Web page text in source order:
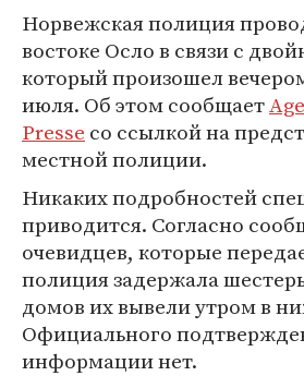
Норвежская полиция
востоке Осло в связи с
который произошел
июля. Об этом сообщает
Presse со ссылкой на
местной полиции.
Никаких подробностей
приводится. Согласно
очевидцев, которые
полиция задержала
домов их вывели утром в
Официального
информации нет.